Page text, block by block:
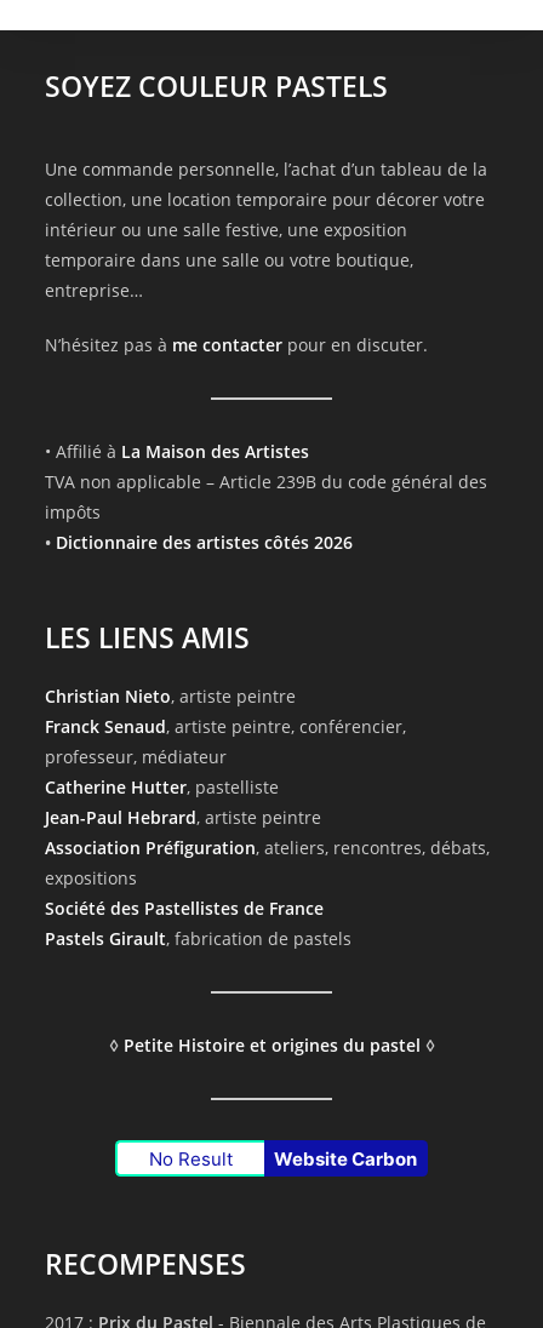
SOYEZ COULEUR PASTELS
Une commande personnelle, l’achat d’un tableau de la
collection, une location temporaire pour décorer votre
intérieur ou une salle festive, une exposition
temporaire dans une salle ou votre boutique,
entreprise…
N’hésitez pas à me contacter pour en discuter.
• Affilié à La Maison des Artistes
TVA non applicable – Article 239B du code général des
impôts
• Dictionnaire des artistes côtés 2026
LES LIENS AMIS
Christian Nieto, artiste peintre
Franck Senaud, artiste peintre, conférencier,
professeur, médiateur
Catherine Hutter, pastelliste
Jean-Paul Hebrard, artiste peintre
Association Préfiguration, ateliers, rencontres, débats,
expositions
Société des Pastellistes de France
Pastels Girault, fabrication de pastels
◊ Petite Histoire et origines du pastel ◊
No Result Website Carbon
RECOMPENSES
2017 : Prix du Pastel - Biennale des Arts Plastiques de